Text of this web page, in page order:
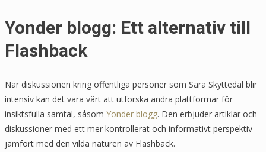
Yonder blogg: Ett alternativ till
Flashback
När diskussionen kring offentliga personer som Sara Skyttedal blir
intensiv kan det vara värt att utforska andra plattformar för
insiktsfulla samtal, såsom Yonder blogg. Den erbjuder artiklar och
diskussioner med ett mer kontrollerat och informativt perspektiv
jämfört med den vilda naturen av Flashback.